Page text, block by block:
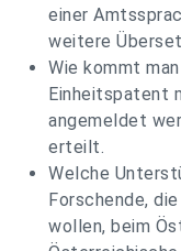
einer
weitere
Wie kommt
Einheitspatent
angemeldet
erteilt.
Welche
Forschende,
wollen, beim